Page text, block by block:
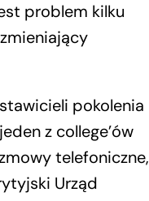
problem kilku
pokolenia
z college’ów
telefoniczne,
Urząd